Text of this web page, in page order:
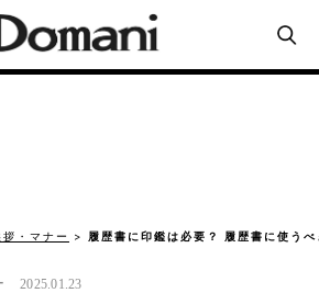
拶・マナー 履歴書に印鑑は必要？ 履歴書に使う
2025.01.23